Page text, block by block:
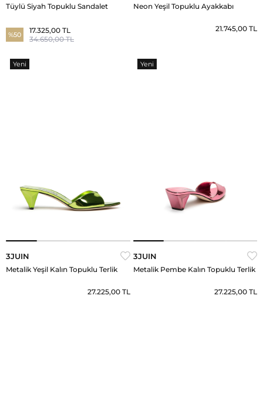
Tüylü Siyah Topuklu Sandalet
%50
17.325,00 TL
34.650,00 TL
Neon Yeşil Topuklu Ayakkabı
21.745,00 TL
3JUIN
Metalik Yeşil Kalın Topuklu Terlik
27.225,00 TL
Yeni
3JUIN
Metalik Pembe Kalın Topuklu Terlik
27.225,00 TL
Yeni